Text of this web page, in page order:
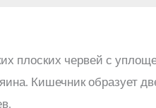
плоских червей с
Кишечник образует